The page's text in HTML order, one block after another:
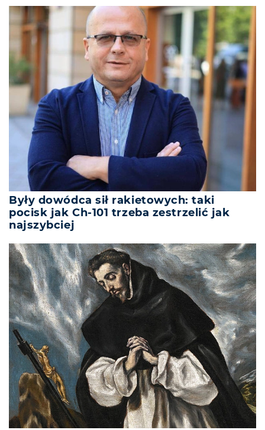
Były dowódca sił rakietowych: taki
pocisk jak Ch-101 trzeba zestrzelić jak
najszybciej